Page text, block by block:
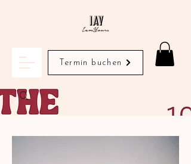
Termin buchen